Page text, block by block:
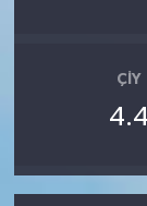
ÇIY
4.4